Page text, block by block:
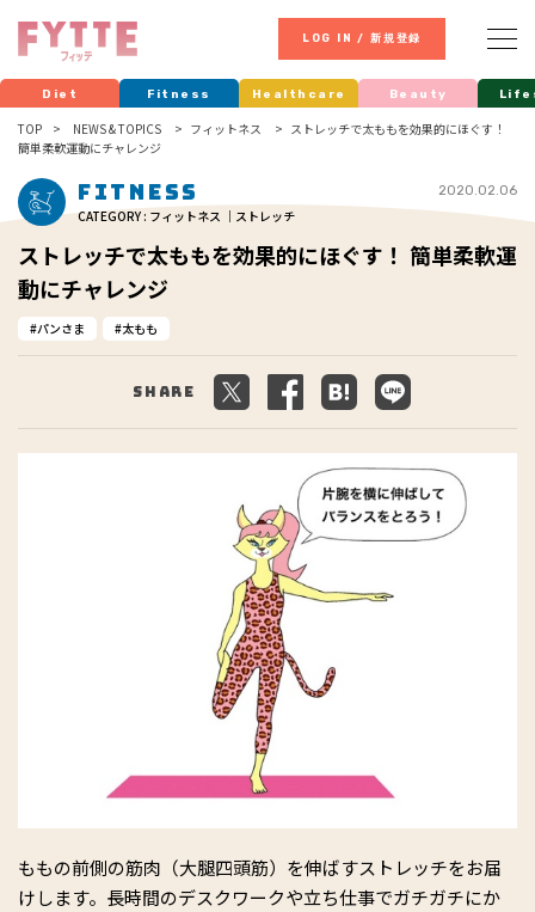
LOG IN / 新規登録
Diet Fitness Healthcare Beauty
TOP NEWS & TOPICS フィットネス
ストレッチで太ももを効果的にほぐす！
簡単柔軟運動にチャレンジ
Fitness
CATEGORY : フィットネス ｜ストレッチ
2020.02.06
ストレッチで太ももを効果的にほぐす！ 簡単柔軟運
動にチャレンジ
パンさま 太もも
Share
ももの前側の筋肉（大腿四頭筋）を伸ばすストレッチをお届
けします。長時間のデスクワークや立ち仕事でガチガチにか